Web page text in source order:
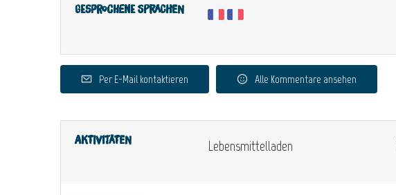
Gesprochene Sprachen
Per E-Mail kontaktieren Alle Kommentare ansehen
Aktivitäten Lebensmittelladen